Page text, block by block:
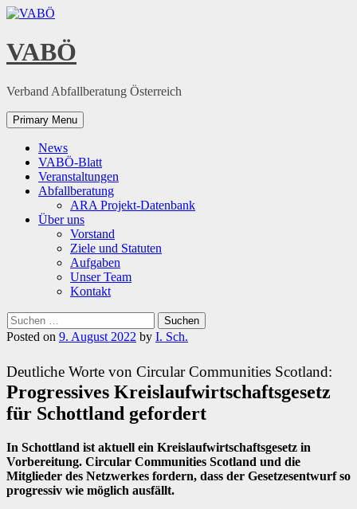
Skip
content
VABÖ
Verband Abfallberatung Österreich
Primary Menu
News
VABÖ-Blatt
Veranstaltungen
Abfallberatung
ARA Projekt-Datenbank
Über uns
Vorstand
Ziele und Statuten
Aufgaben
Unser Team
Kontakt
Suchen
nach:
Posted on 9. August 2022 by I. Sch.
Deutliche Worte von Circular Communities Scotland:
Progressives Kreislaufwirtschaftsgesetz
für Schottland gefordert
In Schottland ist aktuell ein Kreislaufwirtschaftsgesetz in
Vorbereitung. Circular Communities Scotland und die
Mitglieder des Netzwerkes fordern, dass der Gesetzesentwurf so
progressiv wie möglich ausfällt.